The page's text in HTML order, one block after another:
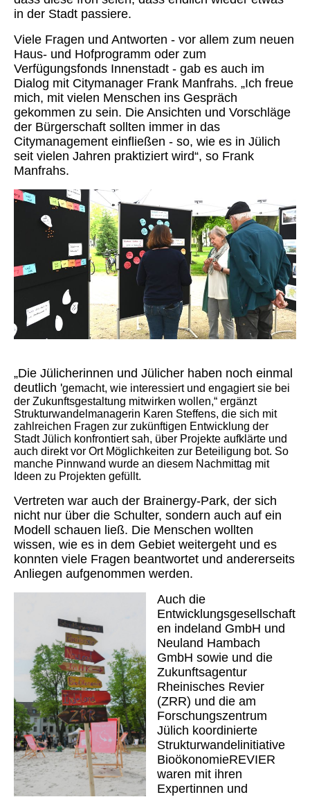
in der Stadt passiere.
Viele Fragen und Antworten - vor allem zum neuen
Haus- und Hofprogramm oder zum
Verfügungsfonds Innenstadt - gab es auch im
Dialog mit Citymanager Frank Manfrahs. „Ich freue
mich, mit vielen Menschen ins Gespräch
gekommen zu sein. Die Ansichten und Vorschläge
der Bürgerschaft sollten immer in das
Citymanagement einfließen - so, wie es in Jülich
seit vielen Jahren praktiziert wird“, so Frank
Manfrahs.
„Die Jülicherinnen und Jülicher haben noch einmal
deutlich 'gemacht, wie interessiert und engagiert sie bei
der Zukunftsgestaltung mitwirken wollen,“ ergänzt
Strukturwandelmanagerin Karen Steffens, die sich mit
zahlreichen Fragen zur zukünftigen Entwicklung der
Stadt Jülich konfrontiert sah, über Projekte aufklärte und
auch direkt vor Ort Möglichkeiten zur Beteiligung bot. So
manche Pinnwand wurde an diesem Nachmittag mit
Ideen zu Projekten gefüllt.
Vertreten war auch der Brainergy-Park, der sich
nicht nur über die Schulter, sondern auch auf ein
Modell schauen ließ. Die Menschen wollten
wissen, wie es in dem Gebiet weitergeht und es
konnten viele Fragen beantwortet und andererseits
Anliegen aufgenommen werden.
Auch die
Entwicklungsgesellschaft
en indeland GmbH und
Neuland Hambach
GmbH sowie und die
Zukunftsagentur
Rheinisches Revier
(ZRR) und die am
Forschungszentrum
Jülich koordinierte
Strukturwandelinitiative
BioökonomieREVIER
waren mit ihren
Expertinnen und